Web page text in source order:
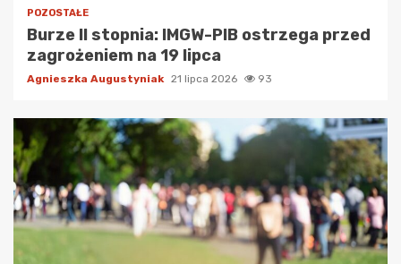
POZOSTAŁE
Burze II stopnia: IMGW-PIB ostrzega przed
zagrożeniem na 19 lipca
Agnieszka Augustyniak 21 lipca 2026 93